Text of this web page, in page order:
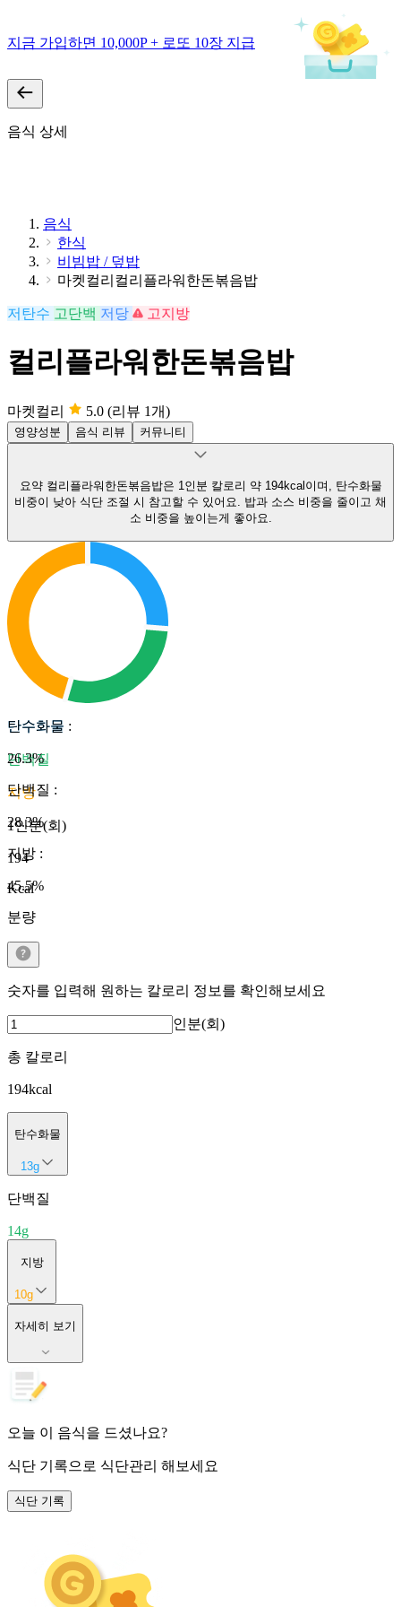
지금 가입하면 10,000P + 로또 10장 지급
음식 상세
음식
한식
비빔밥 / 덮밥
마켓컬리컬리플라워한돈볶음밥
저탄수 고단백 저당 고지방
컬리플라워한돈볶음밥
마켓컬리 5.0 (리뷰 1개)
영양성분 음식 리뷰 커뮤니티
요약 컬리플라워한돈볶음밥은 1인분 칼로리 약 194kcal이며, 탄수화물
비중이 낮아 식단 조절 시 참고할 수 있어요. 밥과 소스 비중을 줄이고 채
소 비중을 높이는게 좋아요.
탄수화물
단백질
지방
1인분(회)
194
Kcal
탄수화물 :
26.3%
단백질 :
28.3%
지방 :
45.5%
분량
숫자를 입력해 원하는 칼로리 정보를 확인해보세요
인분(회)
총 칼로리
194kcal
탄수화물
13g
단백질
14g
지방
10g
자세히 보기
오늘 이 음식을 드셨나요?
식단 기록으로 식단관리 해보세요
식단 기록